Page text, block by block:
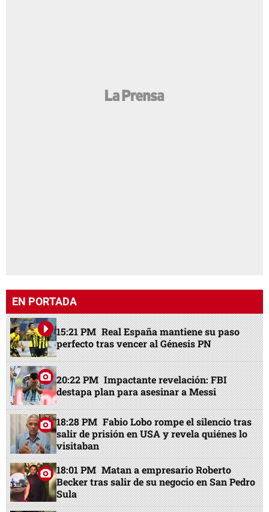
EN PORTADA
15:21 PM Real España mantiene su paso
perfecto tras vencer al Génesis PN
20:22 PM Impactante revelación: FBI
destapa plan para asesinar a Messi
18:28 PM Fabio Lobo rompe el silencio tras
salir de prisión en USA y revela quiénes lo
visitaban
18:01 PM Matan a empresario Roberto
Becker tras salir de su negocio en San Pedro
Sula